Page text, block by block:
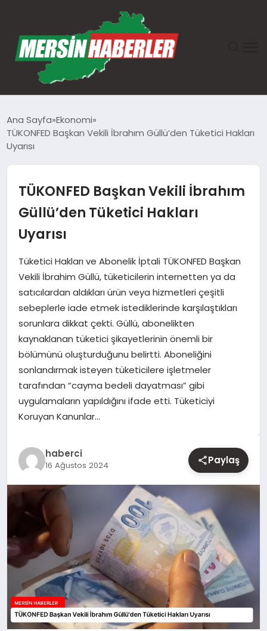
TEKNOLOJI
SPOR
YAŞAM
EĞITIM
Ana Sayfa Ekonomi
TÜKONFED Başkan Vekili İbrahım Güllü’den Tüketici Hakları
Uyarısı
TÜKONFED Başkan Vekili İbrahım
Güllü’den Tüketici Hakları
Uyarısı
Tüketici Hakları ve Abonelik İptali TÜKONFED Başkan
Vekili İbrahim Güllü, tüketicilerin internetten ya da
satıcılardan aldıkları ürün veya hizmetleri çeşitli
sebeplerle iade etmek istediklerinde karşılaştıkları
sorunlara dikkat çekti. Güllü, abonelikten
kaynaklanan tüketici şikayetlerinin önemli bir
bölümünü oluşturduğunu belirtti. Aboneliğini
sonlandırmak isteyen tüketicilere işletmeler
tarafından “cayma bedeli dayatması” gibi
uygulamaların yapıldığını ifade etti. Tüketiciyi
Koruyan Kanunlar…
haberci
16 Ağustos 2024 Paylaş